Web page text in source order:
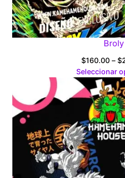
Broly
$160.00 – $
Seleccionar